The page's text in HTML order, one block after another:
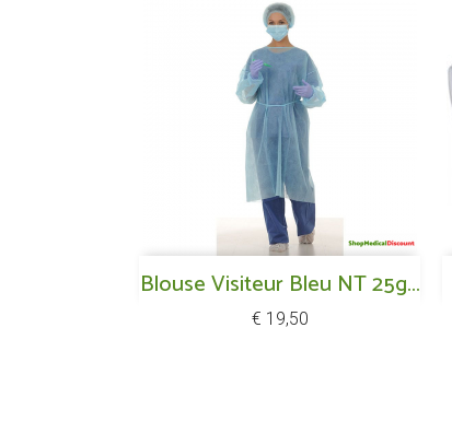
Blouse Visiteur Bleu NT 25g...
Prijs
€ 19,50
Snel bekijken